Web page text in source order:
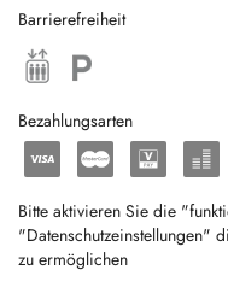
Barrierefreiheit
Bezahlungsarten
Bitte aktivieren Sie die
"Datenschutzeinstellungen"
zu ermöglichen